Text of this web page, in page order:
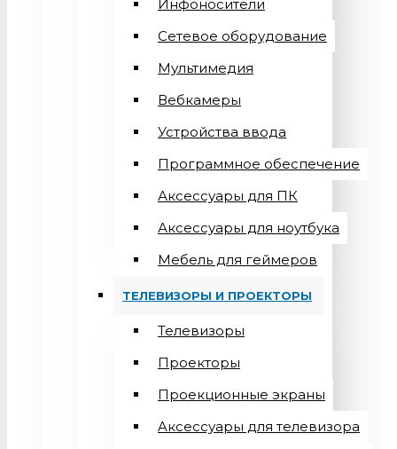
Инфоносители
Сетевое оборудование
Мультимедия
Вебкамеры
Устройства ввода
Программное обеспечение
Аксессуары для ПК
Аксессуары для ноутбука
Мебель для геймеров
ТЕЛЕВИЗОРЫ И ПРОЕКТОРЫ
Телевизоры
Проекторы
Проекционные экраны
Aксессуары для телевизора